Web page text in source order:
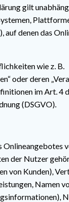
gilt
auf denen das
wie z. B.
oder deren
im Art. 4
(DSGVO).
Onlineangebotes
der Nutzer
von Kunden),
Namen